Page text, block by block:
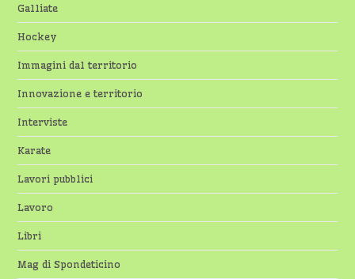
Galliate
Hockey
Immagini dal territorio
Innovazione e territorio
Interviste
Karate
Lavori pubblici
Lavoro
Libri
Mag di Spondeticino